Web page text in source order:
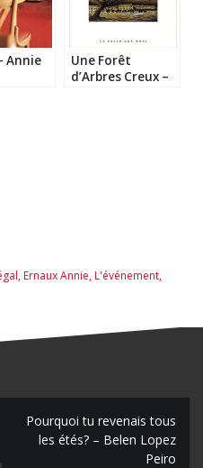
Annie
Une Forêt
d’Arbres Creux –
,Ernaux Annie,L'événement,
Pourquoi tu revenais tous
les étés? – Belen Lopez
Peiro